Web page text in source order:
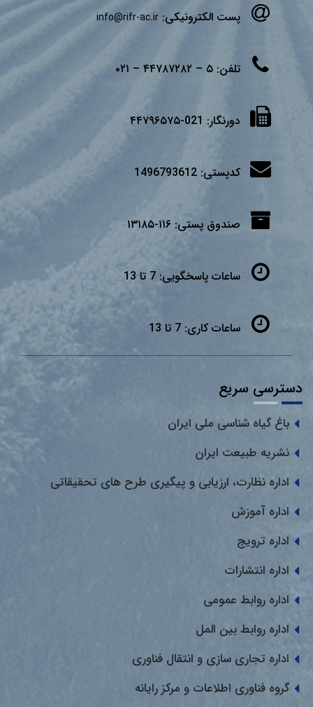
پست الکترونیکی: info@rifr-ac.ir
تلفن: ۵ – ۴۴۷۸۷۲۸۲ – ۰۲۱
دورنگار: 021-۴۴۷۹۶۵۷۵
کدپستی: 1496793612
صندوق پستی: ۱۱۶-۱۳۱۸۵
ساعات پاسخگویی: 7 تا 13
ساعات کاری: 7 تا 13
دسترسی سریع
باغ گیاه شناسی ملی ایران
نشریه طبیعت ایران
اداره نظارت، ارزیابی و پیگیری طرح های تحقیقاتی
اداره آموزش
اداره ترویج
اداره انتشارات
اداره روابط عمومی
اداره روابط بین المل
اداره تجاری سازی و انتقال فناوری
گروه فناوری اطلاعات و مرکز رایانه